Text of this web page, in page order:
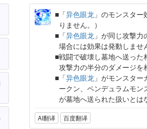
「异色眼龙 」のモンスタ
りません。）
「异色眼龙 」が同じ攻撃
場合には効果は発動しませ
戦闘で破壊し墓地へ送っ
攻撃力の半分のダメージを
「异色眼龙 」がモンスタ
ークン、ペンデュラムモ
が墓地へ送られた扱いとは
AI翻译 百度翻译